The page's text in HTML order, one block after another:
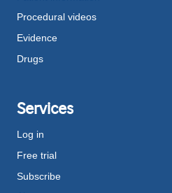
Procedural videos
Evidence
Drugs
Services
Log in
Free trial
Subscribe